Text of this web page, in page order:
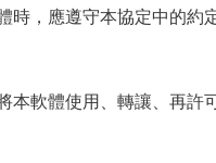
，應遵守本協定中的約定
軟體使用、轉讓、再許